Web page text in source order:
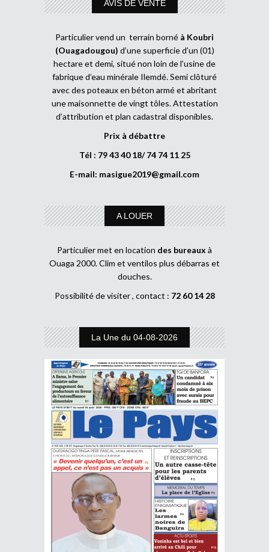
AVIS DE VENTE
Particulier vend un terrain borné à Koubri
(Ouagadougou) d’une superficie d’un (01)
hectare et demi, situé non loin de l’usine de
fabrique d’eau minérale Ilemdé. Semi clôturé
avec des poteaux en béton armé et abritant
une maisonnette de vingt tôles. Attestation
d’attribution et plan cadastral disponibles.
Prix à débattre
Tél : 79 43 40 18/ 74 74 11 25
E-mail: masigue2019@gmail.com
A LOUER
Particulier met en location des bureaux à
Ouaga 2000. Clim et ventilos plus débarras et
douches.
Possibilité de visiter , contact : 72 60 14 28
La Une du 04-08-2026